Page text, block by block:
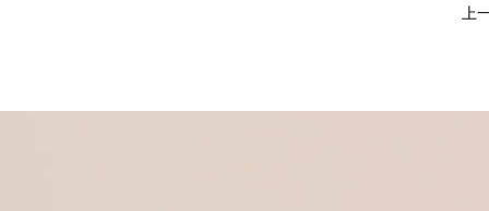
上